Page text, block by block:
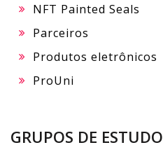
NFT Painted Seals
Parceiros
Produtos eletrônicos
ProUni
GRUPOS DE ESTUDO